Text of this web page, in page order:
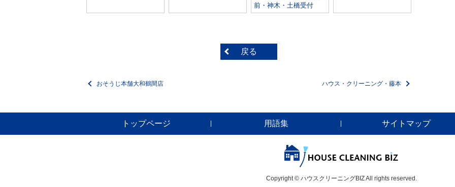
前・神木・土橋受付
戻る
おそうじ本舗大和鶴間店 ハウス・クリーニング・藤本
トップページ 用語集 サイトマップ
Copyright © ハウスクリーニングBIZ All rights reserved.